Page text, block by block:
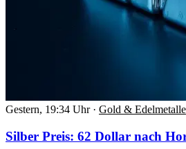
Gestern, 19:34 Uhr · Gold & Edelmetalle
Silber Preis: 62 Dollar nach